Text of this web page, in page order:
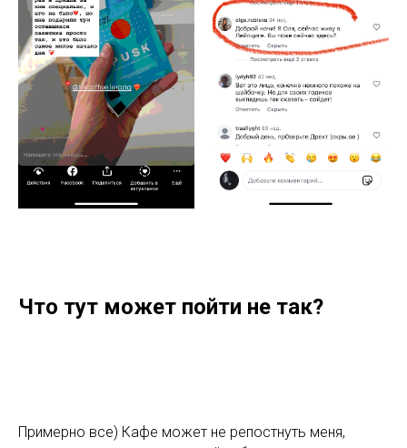
Что тут может пойти не так?
Примерно все) Кафе может не репостнуть меня,